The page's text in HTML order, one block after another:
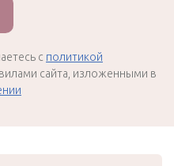
с политикой
сайта, изложенными в